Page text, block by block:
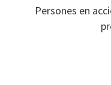
Persones en